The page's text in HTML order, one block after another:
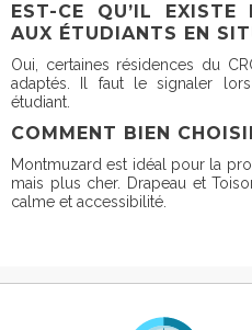
EST-CE QU’IL EXISTE
AUX ÉTUDIANTS EN
Oui, certaines résidences du
adaptés. Il faut le signaler
étudiant.
COMMENT BIEN
Montmuzard est idéal pour la
mais plus cher. Drapeau et
calme et accessibilité.